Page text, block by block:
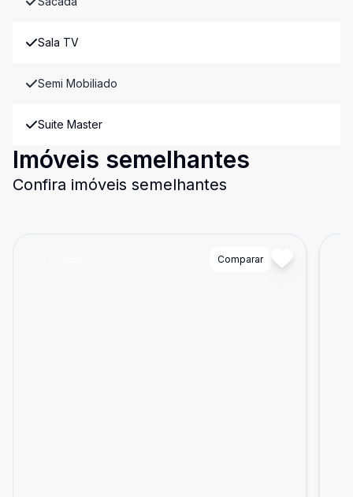
Sala TV
Semi Mobiliado
Suite Master
Imóveis semelhantes
Confira imóveis semelhantes
Comparar